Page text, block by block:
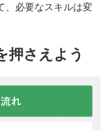
、必要なスキルは変
押さえよう